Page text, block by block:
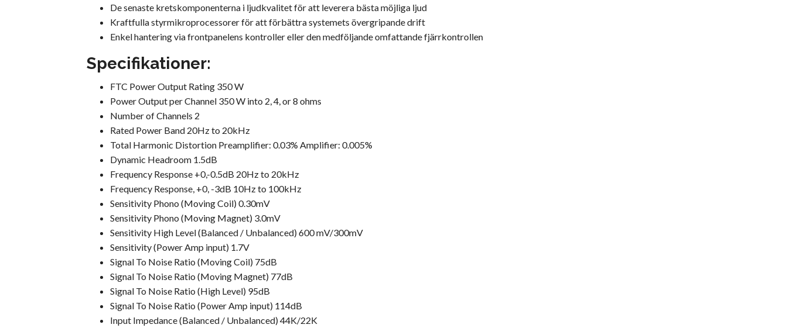
De senaste kretskomponenterna i ljudkvalitet för att leverera bästa möjliga ljud
Kraftfulla styrmikroprocessorer för att förbättra systemets övergripande drift
Enkel hantering via frontpanelens kontroller eller den medföljande omfattande fjärrkontrollen
Specifikationer:
FTC Power Output Rating 350 W
Power Output per Channel 350 W into 2, 4, or 8 ohms
Number of Channels 2
Rated Power Band 20Hz to 20kHz
Total Harmonic Distortion Preamplifier: 0.03% Amplifier: 0.005%
Dynamic Headroom 1.5dB
Frequency Response +0,-0.5dB 20Hz to 20kHz
Frequency Response, +0, -3dB 10Hz to 100kHz
Sensitivity Phono (Moving Coil) 0.30mV
Sensitivity Phono (Moving Magnet) 3.0mV
Sensitivity High Level (Balanced / Unbalanced) 600 mV/300mV
Sensitivity (Power Amp input) 1.7V
Signal To Noise Ratio (Moving Coil) 75dB
Signal To Noise Ratio (Moving Magnet) 77dB
Signal To Noise Ratio (High Level) 95dB
Signal To Noise Ratio (Power Amp input) 114dB
Input Impedance (Balanced / Unbalanced) 44K/22K